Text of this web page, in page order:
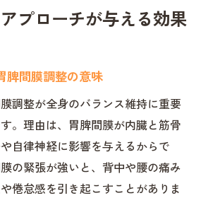
プローチが与える効果
脾間膜調整の意味
調整が全身のバランス維持に重要
。理由は、胃脾間膜が内臓と筋骨
自律神経に影響を与えるからで
の緊張が強いと、背中や腰の痛み
倦怠感を引き起こすことがありま